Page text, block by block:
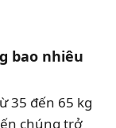
bao nhiêu
35 đến 65 kg
chúng trở